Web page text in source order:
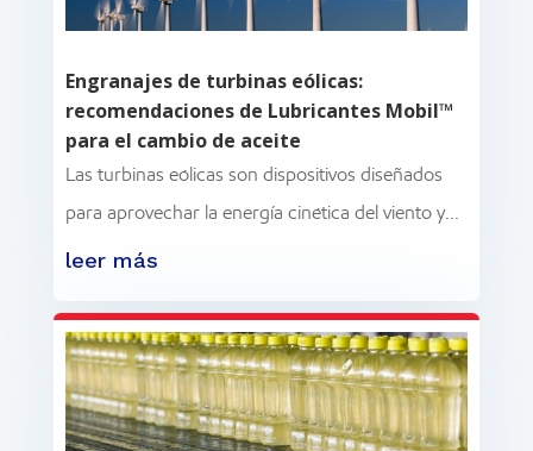
Engranajes de turbinas eólicas:
recomendaciones de Lubricantes Mobil™
para el cambio de aceite
Las turbinas eólicas son dispositivos diseñados
para aprovechar la energía cinética del viento y...
leer más